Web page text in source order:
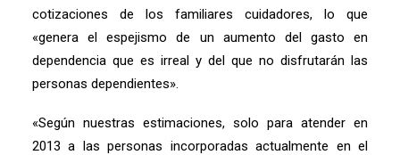
cotizaciones de los familiares cuidadores, lo que
«genera el espejismo de un aumento del gasto en
dependencia que es irreal y del que no disfrutarán las
personas dependientes».
«Según nuestras estimaciones, solo para atender en
2013 a las personas incorporadas actualmente en el